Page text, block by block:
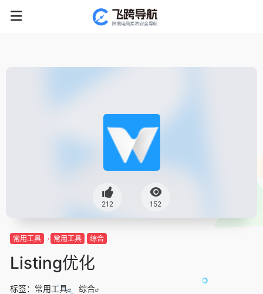
212 152
常用工具 常用工具 综合
Listing优化
标签： 常用工具 综合